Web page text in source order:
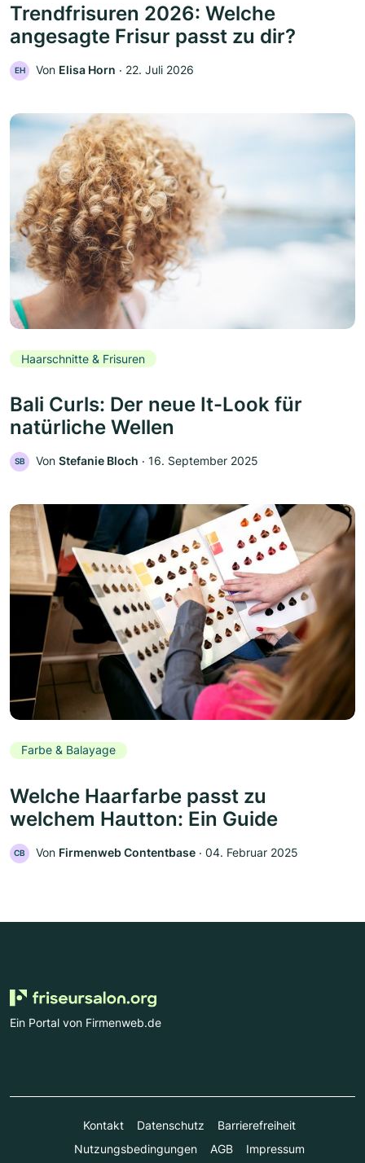
Trendfrisuren 2026: Welche
angesagte Frisur passt zu dir?
EH Von Elisa Horn ‧ 22. Juli 2026
Haarschnitte & Frisuren
Bali Curls: Der neue It-Look für
natürliche Wellen
SB Von Stefanie Bloch ‧ 16. September 2025
Farbe & Balayage
Welche Haarfarbe passt zu
welchem Hautton: Ein Guide
CB Von Firmenweb Contentbase ‧ 04. Februar 2025
Ein Portal von Firmenweb.de
Kontakt Datenschutz
Barrierefreiheit
Nutzungsbedingungen
AGB Impressum